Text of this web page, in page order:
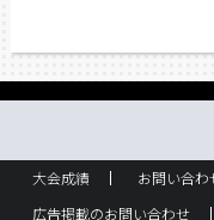
大会成績 お問い合わ
広告掲載のお問い合わせ